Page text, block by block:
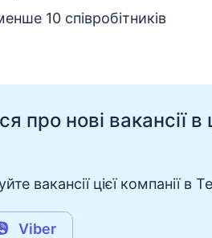
10 співробітників
про нові вакансії в
вакансії цієї компанії в
Viber